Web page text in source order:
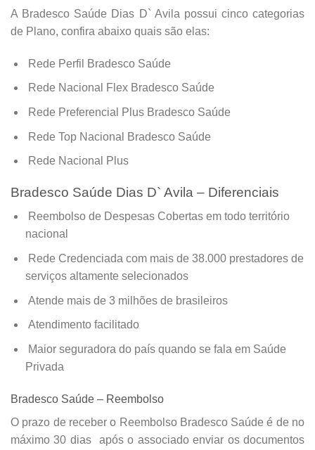
A Bradesco Saúde Dias D` Avila possui cinco categorias
de Plano, confira abaixo quais são elas:
Rede Perfil Bradesco Saúde
Rede Nacional Flex Bradesco Saúde
Rede Preferencial Plus Bradesco Saúde
Rede Top Nacional Bradesco Saúde
Rede Nacional Plus
Bradesco Saúde Dias D` Avila – Diferenciais
Reembolso de Despesas Cobertas em todo território
nacional
Rede Credenciada com mais de 38.000 prestadores de
serviços altamente selecionados
Atende mais de 3 milhões de brasileiros
Atendimento facilitado
Maior seguradora do país quando se fala em Saúde
Privada
Bradesco Saúde – Reembolso
O prazo de receber o Reembolso Bradesco Saúde é de no
máximo 30 dias após o associado enviar os documentos